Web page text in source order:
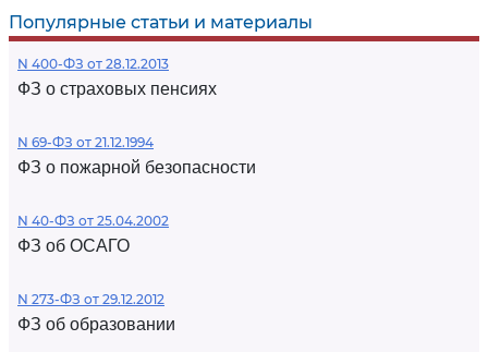
Популярные статьи и материалы
N 400-ФЗ от 28.12.2013
ФЗ о страховых пенсиях
N 69-ФЗ от 21.12.1994
ФЗ о пожарной безопасности
N 40-ФЗ от 25.04.2002
ФЗ об ОСАГО
N 273-ФЗ от 29.12.2012
ФЗ об образовании